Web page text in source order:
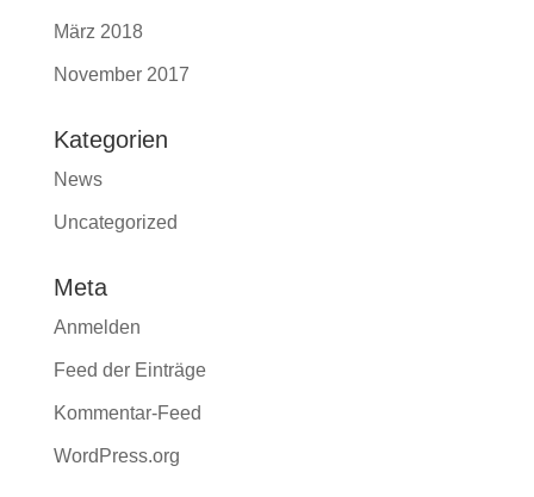
März 2018
November 2017
Kategorien
News
Uncategorized
Meta
Anmelden
Feed der Einträge
Kommentar-Feed
WordPress.org